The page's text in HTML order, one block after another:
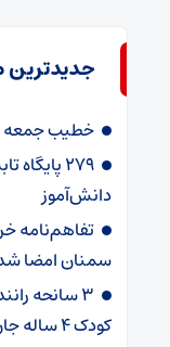
خطیب جمعه
دانش‌آموز
سمنان امضا
۳ سانحه
کودک ۴ ساله جان باخت